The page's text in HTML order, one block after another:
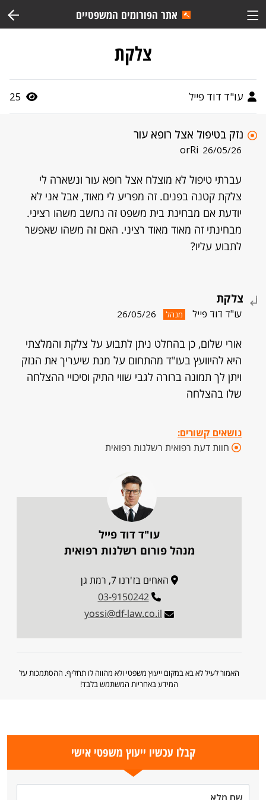
אתר הפורומים המשפטיים
צלקת
עו"ד דוד פייל 25
נזק בטיפול אצל רופא עור
orRi 26/05/26
עברתי טיפול לא מוצלח אצל רופא עור ונשארה לי
צלקת קטנה בפנים. זה מפריע לי מאוד, אבל אני לא
יודעת אם מבחינת בית משפט זה נחשב משהו רציני.
מבחינתי זה מאוד מאוד רציני. האם זה משהו שאפשר
לתבוע עליו?
צלקת
עו"ד דוד פייל מנהל 26/05/26
אורי שלום, כן בהחלט ניתן לתבוע על צלקת והמלצתי
היא להיוועץ בעו"ד מהתחום על מנת שיעריך את הנזק
ויתן לך תמונה ברורה לגבי שווי התיק וסיכויי ההצלחה
שלו בהצלחה
נושאים קשורים:
חוות דעת רפואית רשלנות רפואית
עו"ד דוד פייל
מנהל פורום רשלנות רפואית
האחים בז'רנו 7, רמת גן
03-9150242
yossi@df-law.co.il
האמור לעיל לא בא במקום ייעוץ משפטי ולא מהווה לו תחליף. ההסתמכות על
המידע באחריות המשתמש בלבד!
קבלו עכשיו ייעוץ משפטי אישי